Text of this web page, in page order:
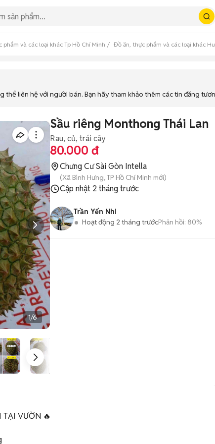
phẩm và các loại khác Tp Hồ Chí Minh Đồ ăn, thực phẩm và các loại khác
thể liên hệ với người bán. Bạn hãy tham khảo thêm các tin đăng
1/6
Sầu riêng Monthong Thái Lan
Rau, củ, trái cây
80.000 đ
Chưng Cư Sài Gòn Intella
(Xã Bình Hưng, TP Hồ Chí Minh mới)
Cập nhật2 tháng trước
Trần Yến Nhi
Hoạt động 2 tháng trướcPhản hồi: 80%
TẠI VƯỜN 🔥